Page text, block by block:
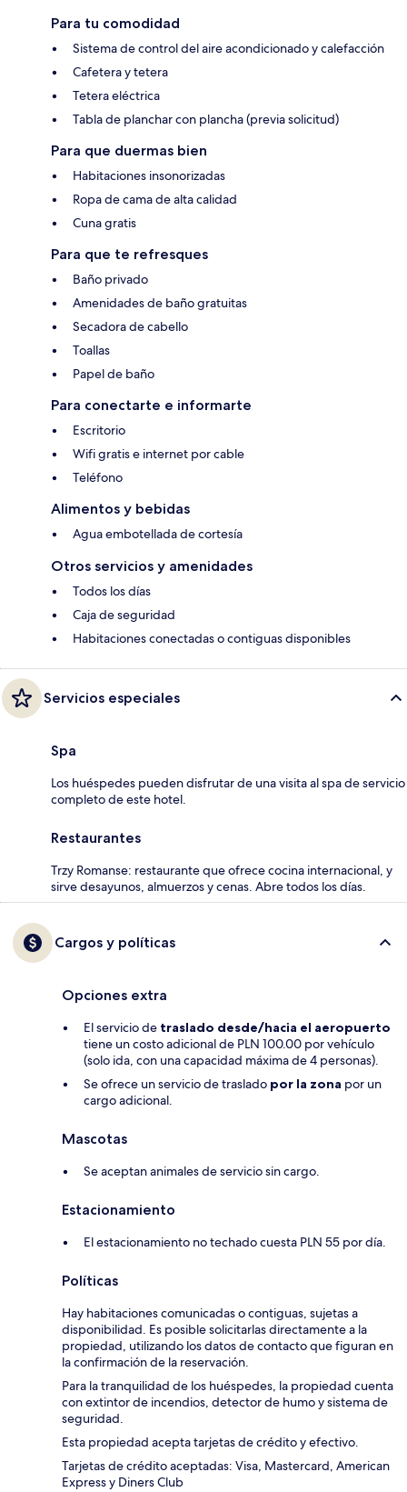
Para tu comodidad
Sistema de control del aire acondicionado y calefacción
Cafetera y tetera
Tetera eléctrica
Tabla de planchar con plancha (previa solicitud)
Para que duermas bien
Habitaciones insonorizadas
Ropa de cama de alta calidad
Cuna gratis
Para que te refresques
Baño privado
Amenidades de baño gratuitas
Secadora de cabello
Toallas
Papel de baño
Para conectarte e informarte
Escritorio
Wifi gratis e internet por cable
Teléfono
Alimentos y bebidas
Agua embotellada de cortesía
Otros servicios y amenidades
Todos los días
Caja de seguridad
Habitaciones conectadas o contiguas disponibles
Servicios especiales
Spa
Los huéspedes pueden disfrutar de una visita al spa de servicio
completo de este hotel.
Restaurantes
Trzy Romanse: restaurante que ofrece cocina internacional, y
sirve desayunos, almuerzos y cenas. Abre todos los días.
Cargos y políticas
Opciones extra
El servicio de traslado desde/hacia el aeropuerto
tiene un costo adicional de PLN 100.00 por vehículo
(solo ida, con una capacidad máxima de 4 personas).
Se ofrece un servicio de traslado por la zona por un
cargo adicional.
Mascotas
Se aceptan animales de servicio sin cargo.
Estacionamiento
El estacionamiento no techado cuesta PLN 55 por día.
Políticas
Hay habitaciones comunicadas o contiguas, sujetas a
disponibilidad. Es posible solicitarlas directamente a la
propiedad, utilizando los datos de contacto que figuran en
la confirmación de la reservación.
Para la tranquilidad de los huéspedes, la propiedad cuenta
con extintor de incendios, detector de humo y sistema de
seguridad.
Esta propiedad acepta tarjetas de crédito y efectivo.
Tarjetas de crédito aceptadas: Visa, Mastercard, American
Express y Diners Club